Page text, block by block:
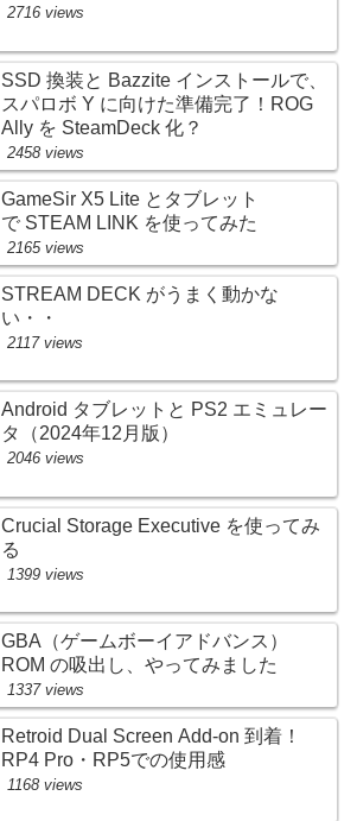
2716 views
SSD 換装と Bazzite インストールで、
スパロボ Y に向けた準備完了！ROG
Ally を SteamDeck 化？
2458 views
GameSir X5 Lite とタブレット
で STEAM LINK を使ってみた
2165 views
STREAM DECK がうまく動かな
い・・
2117 views
Android タブレットと PS2 エミュレー
タ（2024年12月版）
2046 views
Crucial Storage Executive を使ってみ
る
1399 views
GBA（ゲームボーイアドバンス）
ROM の吸出し、やってみました
1337 views
Retroid Dual Screen Add-on 到着！
RP4 Pro・RP5での使用感
1168 views